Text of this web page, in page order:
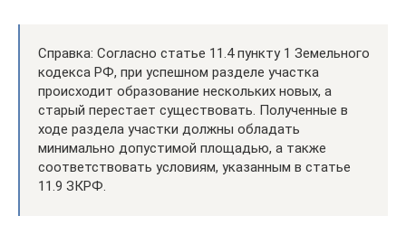
Справка: Согласно статье 11.4 пункту 1 Земельного
кодекса РФ, при успешном разделе участка
происходит образование нескольких новых, а
старый перестает существовать. Полученные в
ходе раздела участки должны обладать
минимально допустимой площадью, а также
соответствовать условиям, указанным в статье
11.9 ЗКРФ.